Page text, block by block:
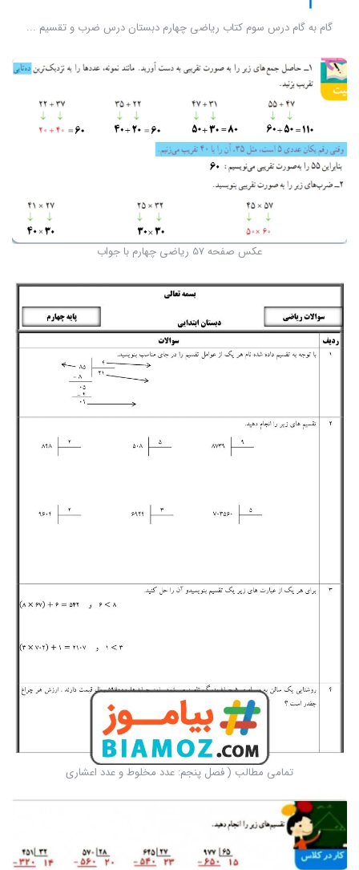
گام به گام درس سوم کتاب ریاضی چهارم دبستان درس ضرب و تقسیم ...
عکس صفحه 57 ریاضی چهارم با جواب
تمامی مطالب ( فصل پنجم: عدد مخلوط و عدد اعشاری